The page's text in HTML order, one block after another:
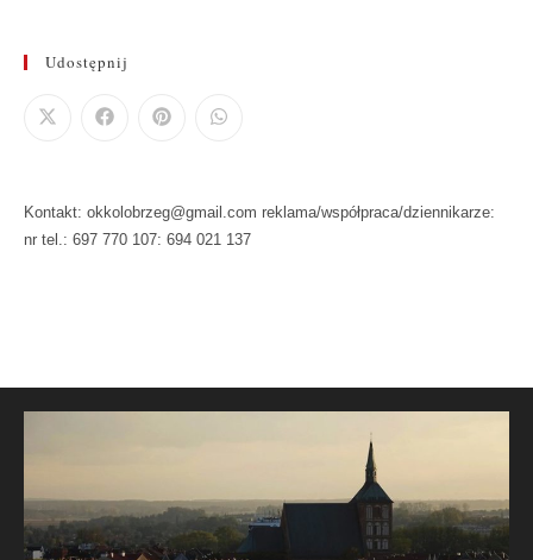
Udostępnij
Kontakt: okkolobrzeg@gmail.com reklama/współpraca/dziennikarze:
nr tel.: 697 770 107: 694 021 137